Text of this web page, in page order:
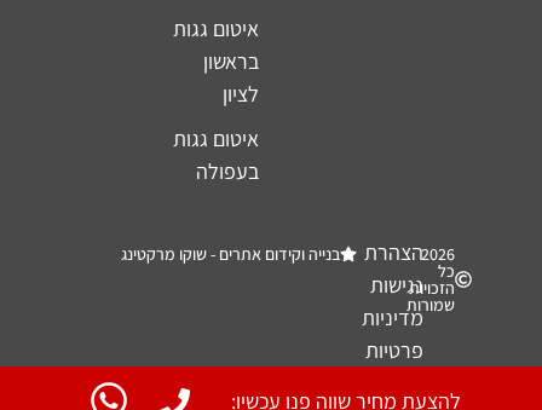
איטום גגות
בראשון
לציון
איטום גגות
בעפולה
2026
כל
הזכויות
שמורות
הצהרת
נגישות
מדיניות
פרטיות
בנייה וקידום אתרים - שוקו מרקטינג
להצעת מחיר שווה פנו עכשיו: